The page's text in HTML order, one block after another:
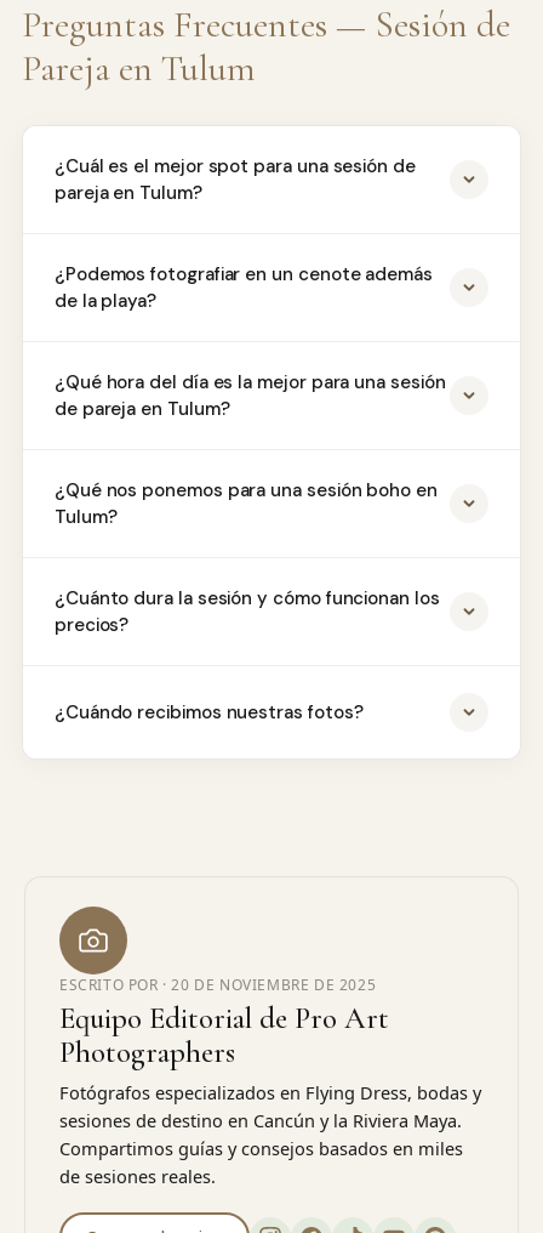
Preguntas Frecuentes — Sesión de
Pareja en Tulum
¿Cuál es el mejor spot para una sesión de
pareja en Tulum?
¿Podemos fotografiar en un cenote además
de la playa?
¿Qué hora del día es la mejor para una sesión
de pareja en Tulum?
¿Qué nos ponemos para una sesión boho en
Tulum?
¿Cuánto dura la sesión y cómo funcionan los
precios?
¿Cuándo recibimos nuestras fotos?
ESCRITO POR ·20 DE NOVIEMBRE DE 2025
Equipo Editorial de Pro Art
Photographers
Fotógrafos especializados en Flying Dress, bodas y
sesiones de destino en Cancún y la Riviera Maya.
Compartimos guías y consejos basados en miles
de sesiones reales.